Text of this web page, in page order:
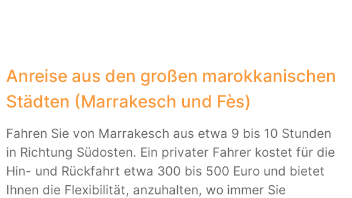
Anreise aus den großen marokkanischen
Städten (Marrakesch und Fès)
Fahren Sie von Marrakesch aus etwa 9 bis 10 Stunden
in Richtung Südosten. Ein privater Fahrer kostet für die
Hin- und Rückfahrt etwa 300 bis 500 Euro und bietet
Ihnen die Flexibilität, anzuhalten, wo immer Sie